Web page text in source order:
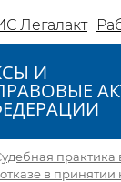
Легалакт
И
в